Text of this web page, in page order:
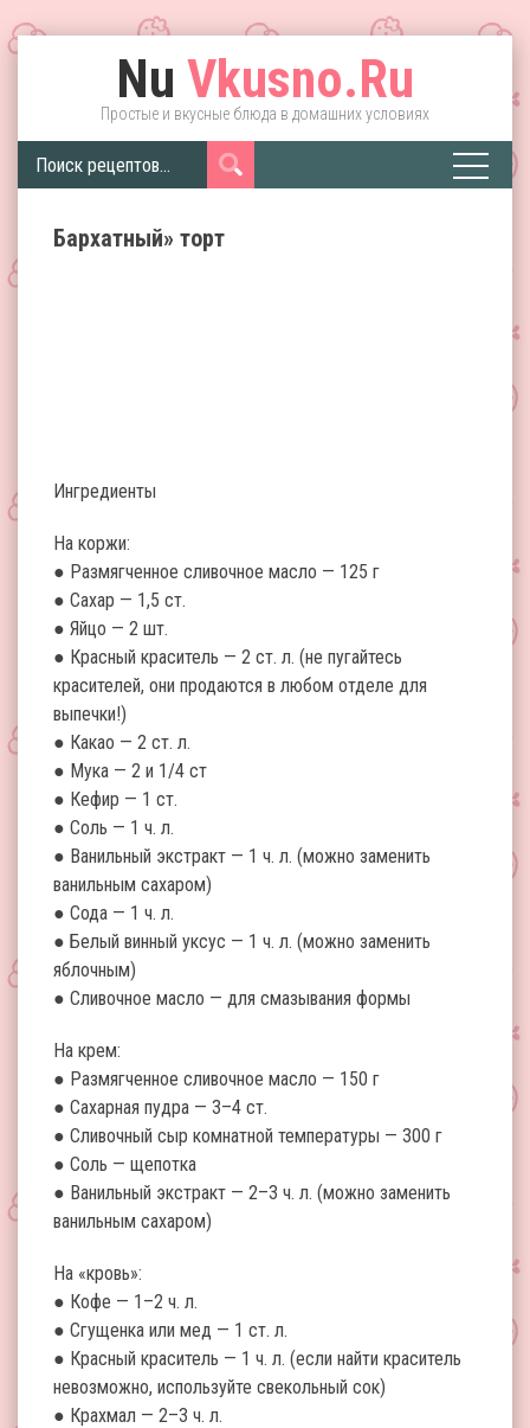
Nu Vkusno.Ru
Простые и вкусные блюда в домашних условиях
Бархатный» торт
Ингредиенты
На коржи:
● Размягченное сливочное масло — 125 г
● Сахар — 1,5 ст.
● Яйцо — 2 шт.
● Красный краситель — 2 ст. л. (не пугайтесь
красителей, они продаются в любом отделе для
выпечки!)
● Какао — 2 ст. л.
● Мука — 2 и 1/4 ст
● Кефир — 1 ст.
● Соль — 1 ч. л.
● Ванильный экстракт — 1 ч. л. (можно заменить
ванильным сахаром)
● Сода — 1 ч. л.
● Белый винный уксус — 1 ч. л. (можно заменить
яблочным)
● Сливочное масло — для смазывания формы
На крем:
● Размягченное сливочное масло — 150 г
● Сахарная пудра — 3–4 ст.
● Сливочный сыр комнатной температуры — 300 г
● Соль — щепотка
● Ванильный экстракт — 2–3 ч. л. (можно заменить
ванильным сахаром)
На «кровь»:
● Кофе — 1–2 ч. л.
● Сгущенка или мед — 1 ст. л.
● Красный краситель — 1 ч. л. (если найти краситель
невозможно, используйте свекольный сок)
● Крахмал — 2–3 ч. л.